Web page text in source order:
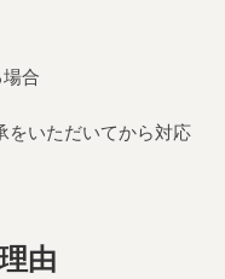
合
をいただいてから対応
由